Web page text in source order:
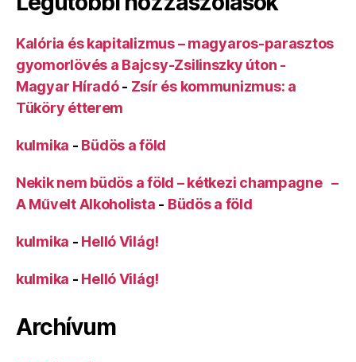
Kalória és kapitalizmus – magyaros-parasztos
gyomorlövés a Bajcsy-Zsilinszky úton -
Magyar Híradó- Zsír és kommunizmus: a
Tüköry étterem
kulmika - Büdös a föld
Nekik nem büdös a föld – kétkezi champagne –
A Művelt Alkoholista - Büdös a föld
kulmika - Helló Világ!
kulmika - Helló Világ!
Archívum